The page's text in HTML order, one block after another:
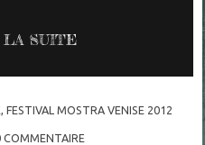
SUITE
, FESTIVAL MOSTRA VENISE 2012
COMMENTAIRE